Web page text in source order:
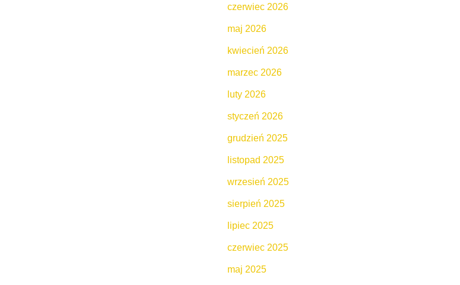
czerwiec 2026
maj 2026
kwiecień 2026
marzec 2026
luty 2026
styczeń 2026
grudzień 2025
listopad 2025
wrzesień 2025
sierpień 2025
lipiec 2025
czerwiec 2025
maj 2025